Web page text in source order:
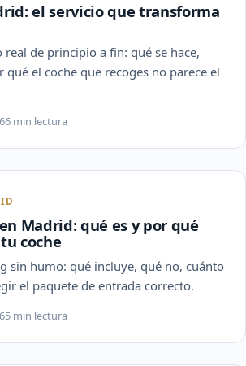
el servicio que transforma
real de principio a fin: qué se hace,
el coche que recoges no parece el
6 min lectura
Madrid: qué es y por qué
coche
sin humo: qué incluye, qué no, cuánto
el paquete de entrada correcto.
5 min lectura